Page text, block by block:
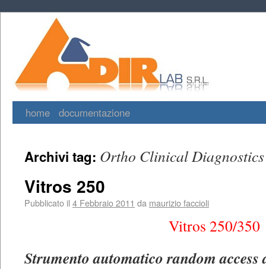
home documentazione
Archivi tag: Ortho Clinical Diagnostics
Vitros 250
Pubblicato il 4 Febbraio 2011 da maurizio faccioli
Vitros 250/350
Strumento automatico random access